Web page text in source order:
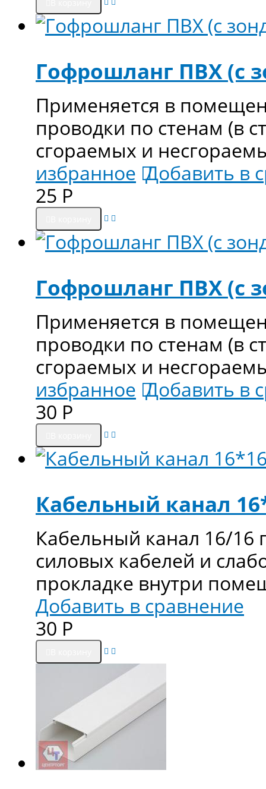
Гофрошланг ПВХ (с
Применяется в
проводки по стенам (в
сгораемых и
избранное Добавить в
25 Р
Гофрошланг ПВХ (с
Применяется в
проводки по стенам (в
сгораемых и
избранное Добавить в
30 Р
Кабельный канал
Кабельный канал 16/16
силовых кабелей и
прокладке внутри
Добавить в сравнение
30 Р